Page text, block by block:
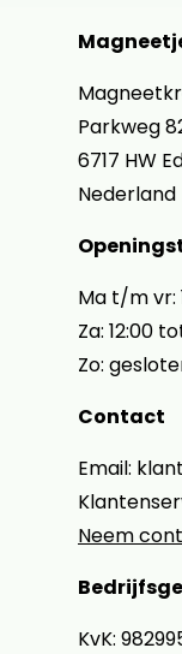
Parkweg
6717 HW
Nederland
Ma t/m vr:
Za: 12:00
Zo:
Contact
Email:
Neem
KvK: